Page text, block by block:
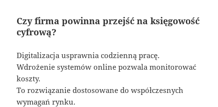
Czy firma powinna przejść na księgowość
cyfrową?
Digitalizacja usprawnia codzienną pracę.
Wdrożenie systemów online pozwala monitorować
koszty.
To rozwiązanie dostosowane do współczesnych
wymagań rynku.